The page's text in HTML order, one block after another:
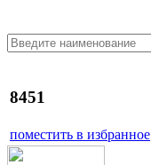
8451
поместить в избранное